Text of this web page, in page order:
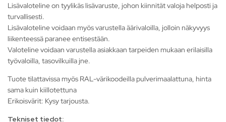
Lisävaloteline on tyylikäs lisävaruste, johon kiinnität valoja helposti ja
turvallisesti.
Lisävaloteline voidaan myös varustella äärivaloilla, jolloin näkyvyys
liikenteessä paranee entisestään.
Valoteline voidaan varustella asiakkaan tarpeiden mukaan erilaisilla
työvaloilla, tasovilkuilla jne.
Tuote tilattavissa myös RAL-värikoodeilla pulverimaalattuna, hinta
sama kuin kiillotettuna
Erikoisvärit: Kysy tarjousta.
Tekniset tiedot: